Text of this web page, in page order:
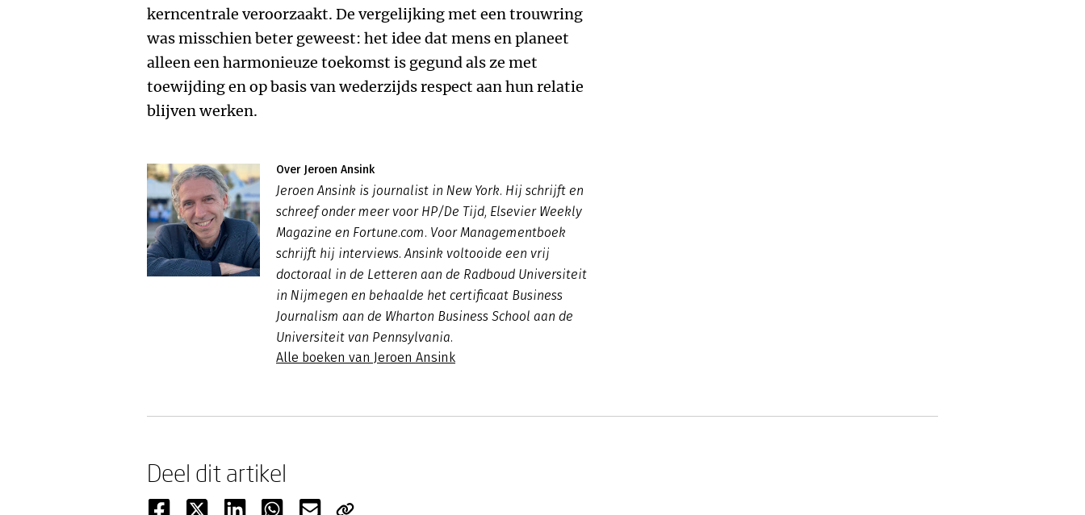
kerncentrale veroorzaakt. De vergelijking met een trouwring
was misschien beter geweest: het idee dat mens en planeet
alleen een harmonieuze toekomst is gegund als ze met
toewijding en op basis van wederzijds respect aan hun relatie
blijven werken.
Over Jeroen Ansink
Jeroen Ansink is journalist in New York. Hij schrijft en
schreef onder meer voor HP/De Tijd, Elsevier Weekly
Magazine en Fortune.com. Voor Managementboek
schrijft hij interviews. Ansink voltooide een vrij
doctoraal in de Letteren aan de Radboud Universiteit
in Nijmegen en behaalde het certificaat Business
Journalism aan de Wharton Business School aan de
Universiteit van Pennsylvania.
Alle boeken van Jeroen Ansink
Deel dit artikel